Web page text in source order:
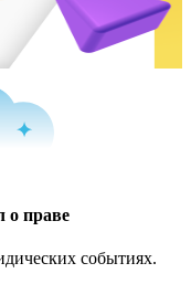
о праве
событиях.